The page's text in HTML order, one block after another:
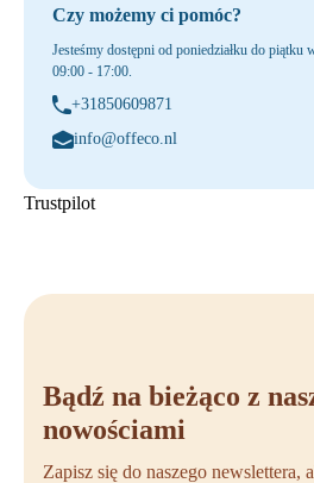
Czy możemy ci pomóc?
Jesteśmy dostępni od poniedziałku do piątku
09:00 - 17:00.
+31850609871
info@offeco.nl
Trustpilot
Bądź na bieżąco z
nowościami
Zapisz się do naszego newslettera,